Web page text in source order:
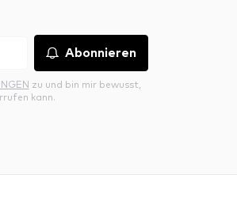
Abonnieren
zu und bin mir bewusst,
kann.